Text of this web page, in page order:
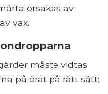
orsakas av
vax.
måste vidtas
på örat på rätt sätt: